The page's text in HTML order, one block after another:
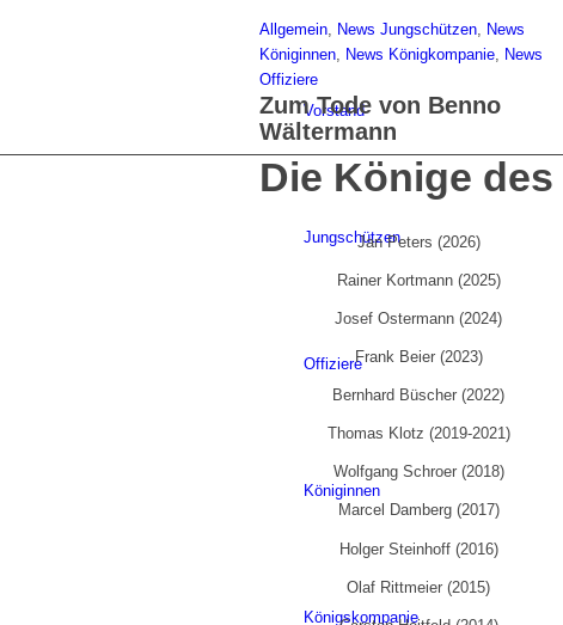
Vorstand
Jungschützen
Offiziere
Königinnen
Königskompanie
Allgemein, News Jungschützen, News
Königinnen, News Königkompanie, News
Offiziere
Zum Tode von Benno
Wältermann
Die Könige
Jan Peters (2026)
Rainer Kortmann (2025)
Josef Ostermann (2024)
Frank Beier (2023)
Bernhard Büscher (2022)
Thomas Klotz (2019-2021)
Wolfgang Schroer (2018)
Marcel Damberg (2017)
Holger Steinhoff (2016)
Olaf Rittmeier (2015)